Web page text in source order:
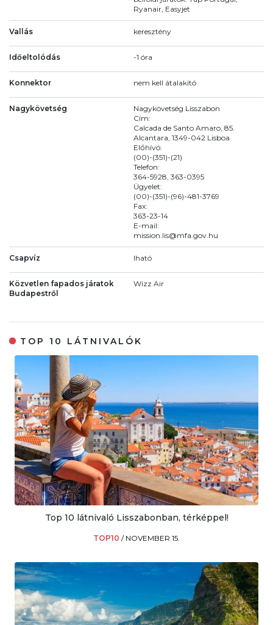
Ryanair, Easyjet
Vallás keresztény
Időeltolódás -1 óra
Konnektor nem kell átalakító
Nagykövetség
Nagykövetség Lisszabon
Cím:
Calcada de Santo Amaro, 85.
Alcantara, 1349-042 Lisboa
Előhívó:
(00)-(351)-(21)
Telefon:
364-5928, 363-0395
Ügyelet:
(00)-(351)-(96)-481-3769
Fax:
363-23-14
E-mail:
mission.lis@mfa.gov.hu
Csapvíz Iható
Közvetlen fapados járatok
Budapestről
Wizz Air
TOP 10 LÁTNIVALÓK
Top 10 látnivaló Lisszabonban, térképpel!
TOP10 / NOVEMBER 15.